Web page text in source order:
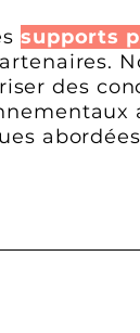
supports
des